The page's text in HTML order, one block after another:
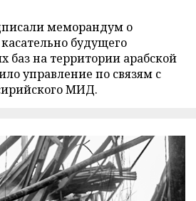
меморандум о
будущего
баз на территории арабской
управление по связям с
МИД.